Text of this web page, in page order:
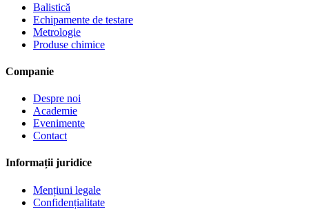
Balistică
Echipamente de testare
Metrologie
Produse chimice
Companie
Despre noi
Academie
Evenimente
Contact
Informații juridice
Mențiuni legale
Confidențialitate